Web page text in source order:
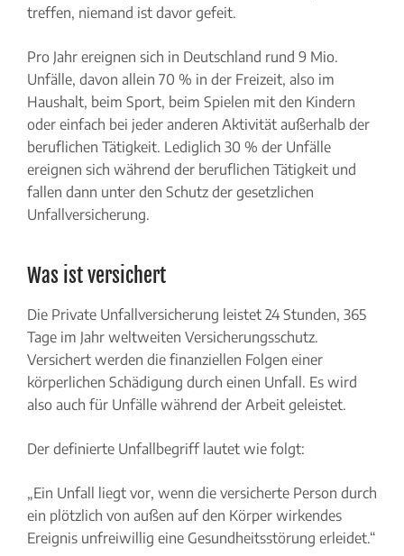
treffen, niemand ist davor gefeit.
Pro Jahr ereignen sich in Deutschland rund 9 Mio.
Unfälle, davon allein 70 % in der Freizeit, also im
Haushalt, beim Sport, beim Spielen mit den Kindern
oder einfach bei jeder anderen Aktivität außerhalb der
beruflichen Tätigkeit. Lediglich 30 % der Unfälle
ereignen sich während der beruflichen Tätigkeit und
fallen dann unter den Schutz der gesetzlichen
Unfallversicherung.
Was ist versichert
Die Private Unfallversicherung leistet 24 Stunden, 365
Tage im Jahr weltweiten Versicherungsschutz.
Versichert werden die finanziellen Folgen einer
körperlichen Schädigung durch einen Unfall. Es wird
also auch für Unfälle während der Arbeit geleistet.
Der definierte Unfallbegriff lautet wie folgt:
„Ein Unfall liegt vor, wenn die versicherte Person durch
ein plötzlich von außen auf den Körper wirkendes
Ereignis unfreiwillig eine Gesundheitsstörung erleidet.“